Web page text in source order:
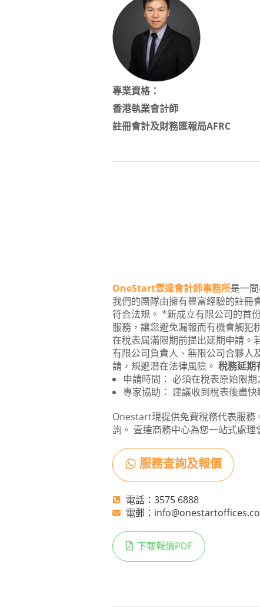
專業資格：
香港執業會計師
註冊會計及財務匯報局AFRC
OneStart壹達會計師事務所是一
我們的團隊由擁有豐富經驗的註冊
符合法規。 *新成立有限公司的首
服務，讓您避免漏報而有機會觸
在稅表屆滿限期前提出延期申請。
有限公司負責人、無限公司合夥人
請，規避潛在法律風險。稅務延期
申請時間： 必須在稅表原始限
專家協助： 建議收到稅表後盡
Onestart現提供免費稅務代表服務
詢。 壹達商務中心為您一站式處
服務查詢及報價
電話：3575 6888
電郵：
下載報價PDF